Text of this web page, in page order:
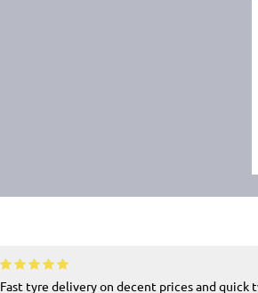
Fast tyre delivery on decent prices and quick